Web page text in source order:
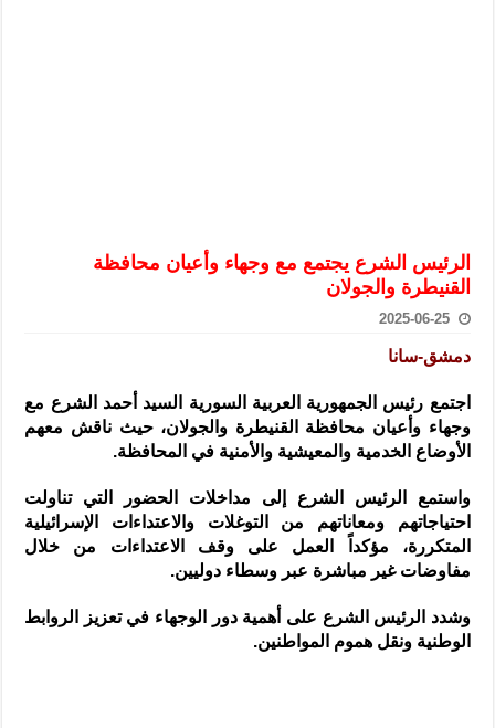
سوريا تبحث مع الإيسيسكو التعاون في البحث العلمي وحماية التراث
الرئيس الشرع يجتمع مع وجهاء وأعيان محافظة
القنيطرة والجولان
2025-06-25
دمشق-سانا
اجتمع رئيس الجمهورية العربية السورية السيد أحمد الشرع مع
وجهاء وأعيان محافظة القنيطرة والجولان،حيث ناقش معهم
الأوضاع الخدمية والمعيشية والأمنية في المحافظة.
واستمع الرئيس الشرع إلى مداخلات الحضور التي تناولت
احتياجاتهم ومعاناتهم من التوغلات والاعتداءات الإسرائيلية
المتكررة، مؤكداً العمل على وقف الاعتداءات من خلال
مفاوضات غير مباشرة عبر وسطاء دوليين.
وشدد الرئيس الشرع على أهمية دور الوجهاء في تعزيز الروابط
الوطنية ونقل هموم المواطنين.